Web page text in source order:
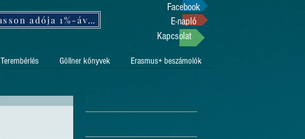
Támogasson adója 1%-ával!
Facebook
E-napló
Kapcsolat
Terembérlés Göllner könyvek Erasmus+ beszámolók